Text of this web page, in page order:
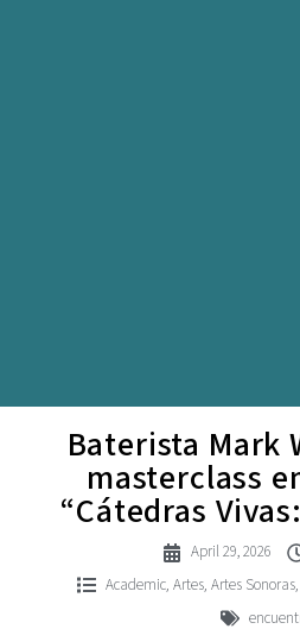
Baterista Mark
masterclass
“Cátedras
April 29, 2026
Academic, Artes, Artes Sonoras,